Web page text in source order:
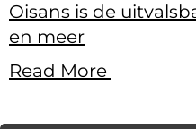
Oisans is de
en meer
Read More